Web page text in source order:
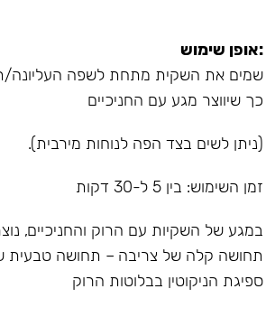
:אופן שימוש
שמים את השקית מתחת לשפה העליונה/
כך שיווצר מגע עם החניכיים
(ניתן לשים בצד הפה לנוחות מירבית).
זמן השימוש: בין 5 ל-30 דקות
במגע של השקיות עם הרוק והחניכיים,
תחושה קלה של צריבה – תחושה טבעית
ספיגת הניקוטין בבלוטות הרוק